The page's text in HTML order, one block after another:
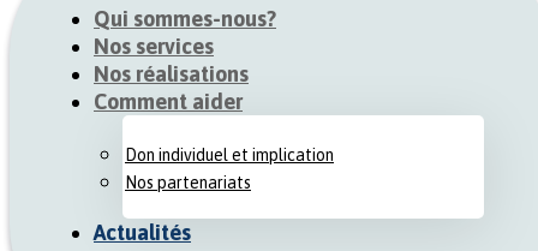
Qui sommes-nous?
Nos services
Nos réalisations
Comment aider
Don individuel et implication
Nos partenariats
Actualités